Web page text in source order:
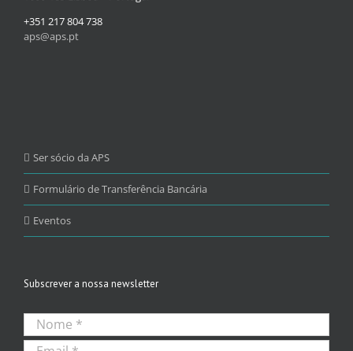
+351 217 804 738
aps@aps.pt
Ser sócio da APS
Formulário de Transferência Bancária
Eventos
Subscrever a nossa newsletter